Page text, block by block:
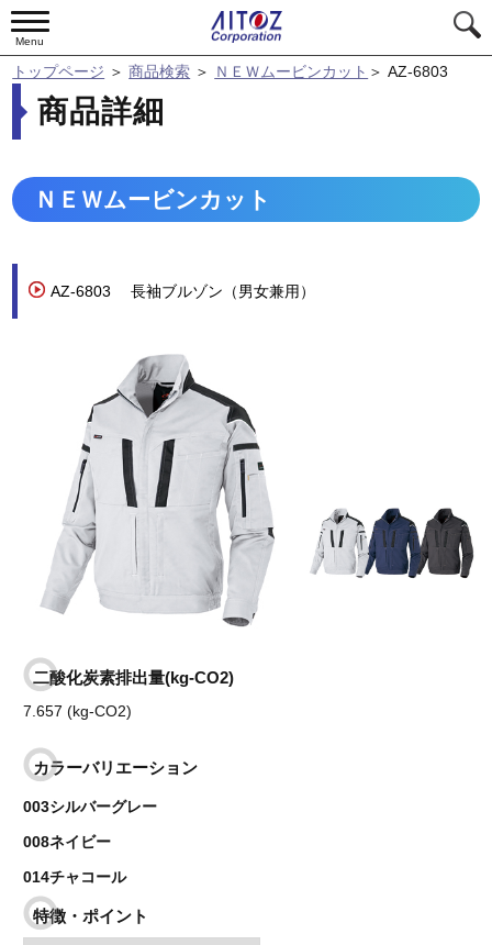
Menu
トップページ ＞商品検索 ＞ ＮＥＷムービンカット ＞AZ-6803
商品詳細
ＮＥＷムービンカット
AZ-6803 長袖ブルゾン（男女兼用）
二酸化炭素排出量(kg-CO2)
7.657 (kg-CO2)
カラーバリエーション
003シルバーグレー
008ネイビー
014チャコール
特徴・ポイント